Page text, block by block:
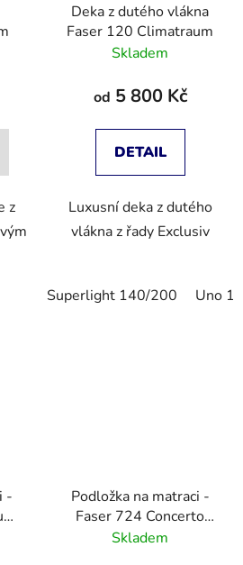
z
Deka z dutého vlákna
Faser 120 Climatraum
Skladem
od 5 800 Kč
DETAIL
Luxusní deka z dutého
vlákna z řady Exclusiv
Superlight 140/200 Uno
-
Podložka na matraci -
Faser 724 Concerto
Topper
Skladem